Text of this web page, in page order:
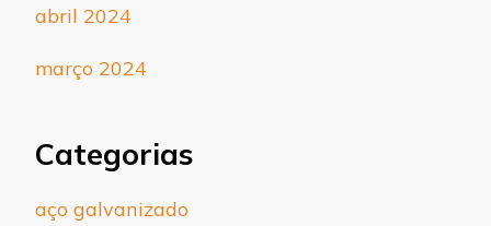
abril 2024
março 2024
Categorias
aço galvanizado